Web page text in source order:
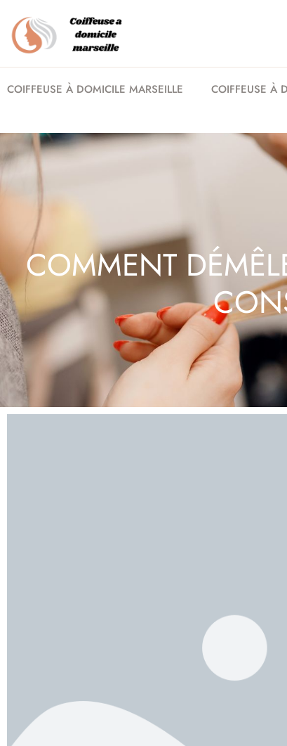
COIFFEUSE À DOMICILE MARSEILLE COIFFEUSE À
COMMENT